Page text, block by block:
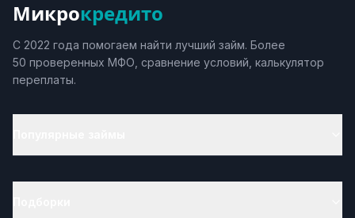
Микрокредито
С 2022 года помогаем найти лучший займ. Более
50 проверенных МФО, сравнение условий, калькулятор
переплаты.